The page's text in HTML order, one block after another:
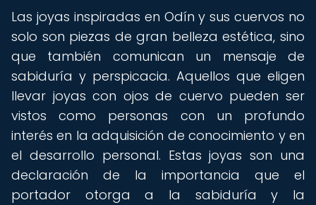
Las joyas inspiradas en Odín y sus cuervos no
solo son piezas de gran belleza estética, sino
que también comunican un mensaje de
sabiduría y perspicacia. Aquellos que eligen
llevar joyas con ojos de cuervo pueden ser
vistos como personas con un profundo
interés en la adquisición de conocimiento y en
el desarrollo personal. Estas joyas son una
declaración de la importancia que el
portador otorga a la sabiduría y la